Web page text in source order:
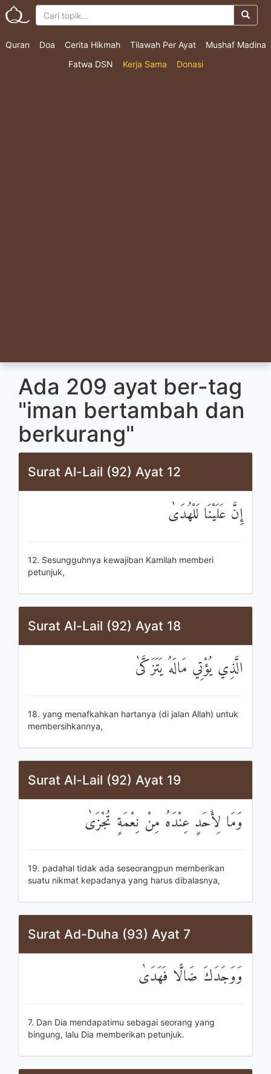
Quran Doa Cerita Hikmah Tilawah Per Ayat
Mushaf Madina
Fatwa DSN
Kerja Sama Donasi
Ada 209 ayat ber-tag
"iman bertambah dan
berkurang"
Surat Al-Lail (92) Ayat 12
إِنَّ عَلَيْنَا لَلْهُدَىٰ
12. Sesungguhnya kewajiban Kamilah memberi
petunjuk,
Surat Al-Lail (92) Ayat 18
الَّذِي يُؤْتِي مَالَهُ يَتَزَكَّىٰ
18. yang menafkahkan hartanya (di jalan Allah) untuk
membersihkannya,
Surat Al-Lail (92) Ayat 19
وَمَا لِأَحَدٍ عِنْدَهُ مِنْ نِعْمَةٍ تُجْزَىٰ
19. padahal tidak ada seseorangpun memberikan
suatu nikmat kepadanya yang harus dibalasnya,
Surat Ad-Duha (93) Ayat 7
وَوَجَدَكَ ضَالًّا فَهَدَىٰ
7. Dan Dia mendapatimu sebagai seorang yang
bingung, lalu Dia memberikan petunjuk.